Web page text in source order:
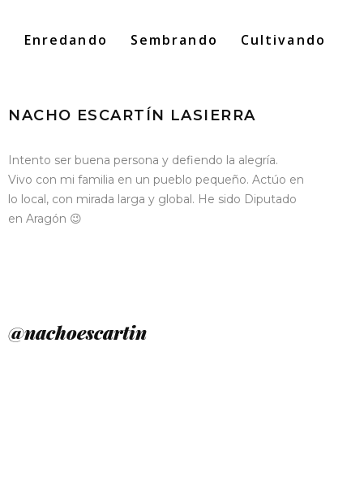
Enredando Sembrando Cultivando
Search
NACHO ESCARTÍN LASIERRA
Intento ser buena persona y defiendo la alegría.
Vivo con mi familia en un pueblo pequeño. Actúo en
lo local, con mirada larga y global. He sido Diputado
en Aragón 😉
@nachoescartin